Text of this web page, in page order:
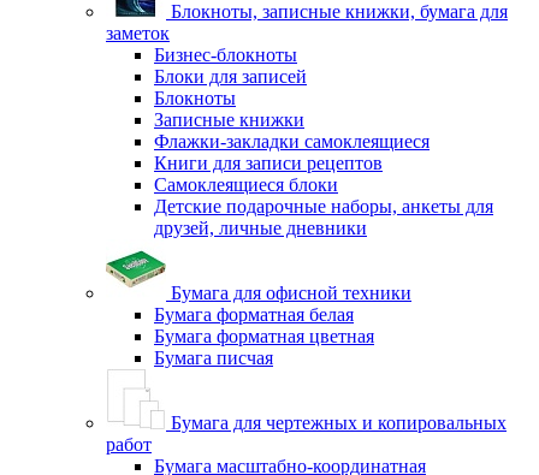
Блокноты, записные книжки, бумага для
заметок
Бизнес-блокноты
Блоки для записей
Блокноты
Записные книжки
Флажки-закладки самоклеящиеся
Книги для записи рецептов
Самоклеящиеся блоки
Детские подарочные наборы, анкеты для
друзей, личные дневники
Бумага для офисной техники
Бумага форматная белая
Бумага форматная цветная
Бумага писчая
Бумага для чертежных и копировальных
работ
Бумага масштабно-координатная